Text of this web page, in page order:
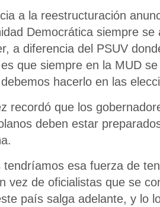
a la reestructuración
Democrática siempre
a diferencia del PSUV
que siempre en la MUD
hacerlo en las
recordó que los
deben estar
tendríamos esa fuerza de
vez de oficialistas que se
país salga adelante, y lo